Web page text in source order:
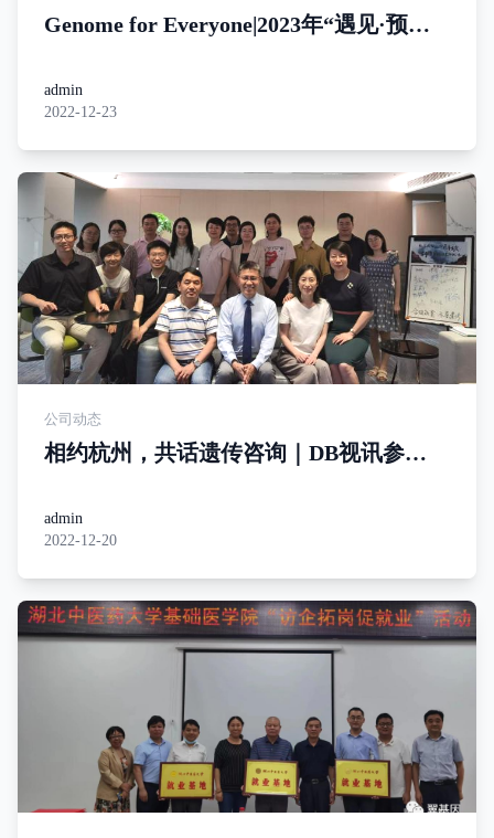
Genome for Everyone|2023年“遇见·预
迎提前预约，锁定席位
admin
2022-12-23
公司动态
相约杭州，共话遗传咨询｜DB视讯参
报告Workshop”并作专题报告
admin
2022-12-20